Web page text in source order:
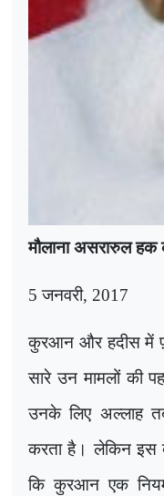
मौलाना असरारुल हक
5 जनवरी, 2017
कुरआन और हदीस में
सारे उन मामलों की
उनके लिए अल्लाह
करता है। लेकिन इस
कि कुरआन एक